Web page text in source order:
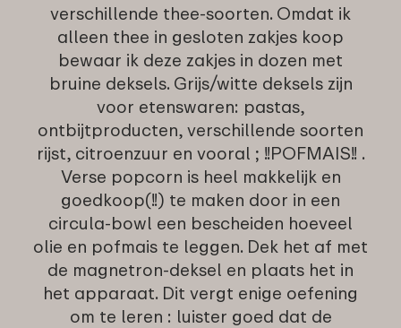
verschillende thee-soorten. Omdat ik
alleen thee in gesloten zakjes koop
bewaar ik deze zakjes in dozen met
bruine deksels. Grijs/witte deksels zijn
voor etenswaren: pastas,
ontbijtproducten, verschillende soorten
rijst, citroenzuur en vooral ; !!POFMAIS!! .
Verse popcorn is heel makkelijk en
goedkoop(!!) te maken door in een
circula-bowl een bescheiden hoeveel
olie en pofmais te leggen. Dek het af met
de magnetron-deksel en plaats het in
het apparaat. Dit vergt enige oefening
om te leren : luister goed dat de